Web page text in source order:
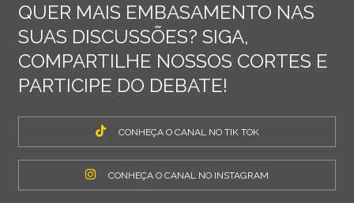
QUER MAIS EMBASAMENTO NAS
SUAS DISCUSSÕES? SIGA,
COMPARTILHE NOSSOS CORTES E
PARTICIPE DO DEBATE!
CONHEÇA O CANAL NO TIK TOK
CONHEÇA O CANAL NO INSTAGRAM